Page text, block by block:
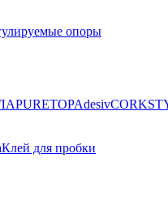
опоры
PURETOPAdesiv
Клей для пробки